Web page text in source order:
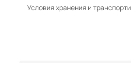
Условия хранения и